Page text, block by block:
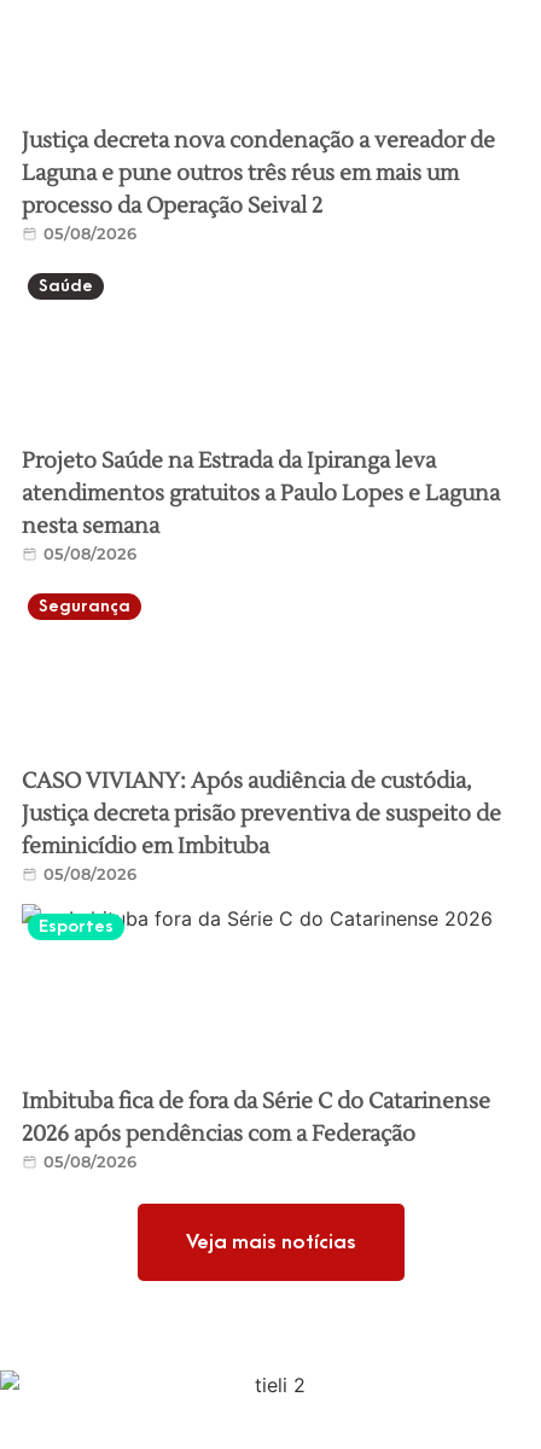
Justiça decreta nova condenação a vereador de
Laguna e pune outros três réus em mais um
processo da Operação Seival 2
05/08/2026
Saúde
Projeto Saúde na Estrada da Ipiranga leva
atendimentos gratuitos a Paulo Lopes e Laguna
nesta semana
05/08/2026
Segurança
CASO VIVIANY: Após audiência de custódia,
Justiça decreta prisão preventiva de suspeito de
feminicídio em Imbituba
05/08/2026
Esportes
Imbituba fica de fora da Série C do Catarinense
2026 após pendências com a Federação
05/08/2026
Veja mais notícias